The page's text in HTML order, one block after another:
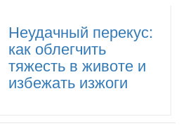
Неудачный перекус:
как облегчить
тяжесть в животе и
избежать изжоги